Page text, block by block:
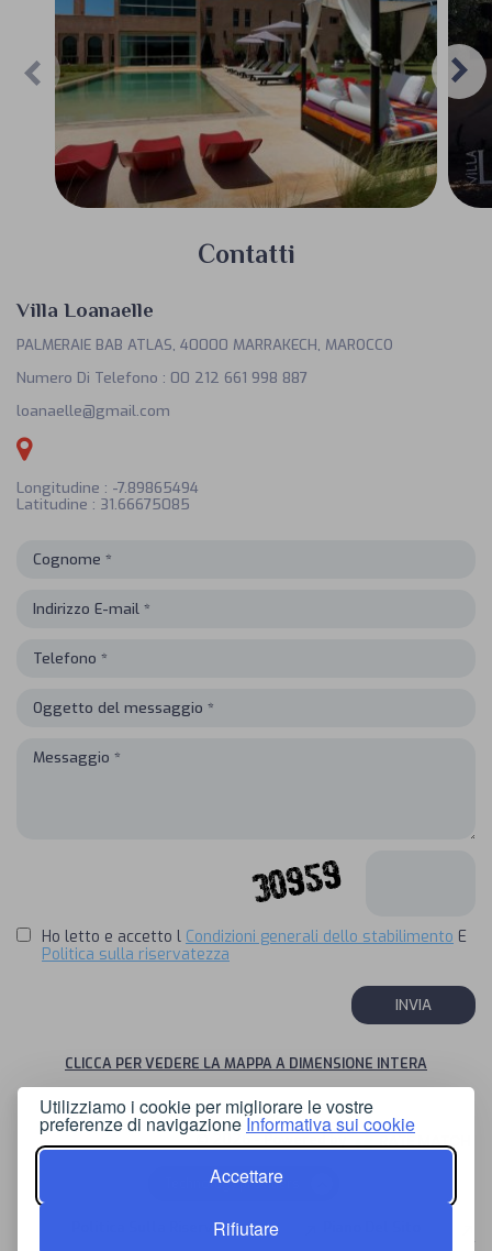
Utilizziamo i cookie per migliorare le vostre
preferenze di navigazioneInformativa sui cookie
Accettare
Rifiutare
Contatti
Villa Loanaelle
PALMERAIE BAB ATLAS, 40000 MARRAKECH, MAROCCO
Numero Di Telefono : 00 212 661 998 887
loanaelle@gmail.com
Longitudine : -7.89865494
Latitudine : 31.66675085
Ho letto e accetto l Condizioni generali dello stabilimento E
Politica sulla riservatezza
CLICCA PER VEDERE LA MAPPA A DIMENSIONE INTERA
© 2026 - Powered by
Technology providers
Politica Sulla Riservatezza